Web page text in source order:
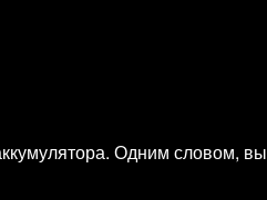
Одним словом, вы